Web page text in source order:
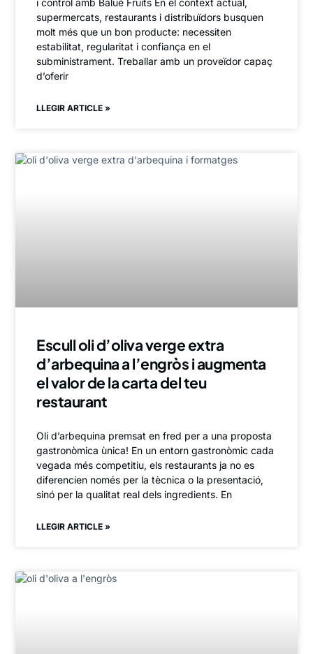
i control amb Balué Fruits En el context actual,
supermercats, restaurants i distribuïdors busquen
molt més que un bon producte: necessiten
estabilitat, regularitat i confiança en el
subministrament. Treballar amb un proveïdor capaç
d’oferir
LLEGIR ARTICLE »
Escull oli d’oliva verge extra
d’arbequina a l’engròs i augmenta
el valor de la carta del teu
restaurant
Oli d’arbequina premsat en fred per a una proposta
gastronòmica ùnica! En un entorn gastronòmic cada
vegada més competitiu, els restaurants ja no es
diferencien només per la tècnica o la presentació,
sinó per la qualitat real dels ingredients. En
LLEGIR ARTICLE »